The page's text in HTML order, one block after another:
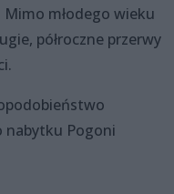
młodego wieku
półroczne przerwy
nabytku Pogoni